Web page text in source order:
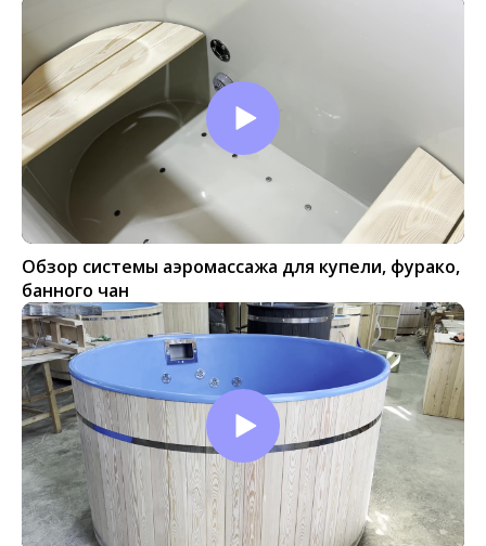
Обзор системы аэромассажа для купели, фурако,
банного чан